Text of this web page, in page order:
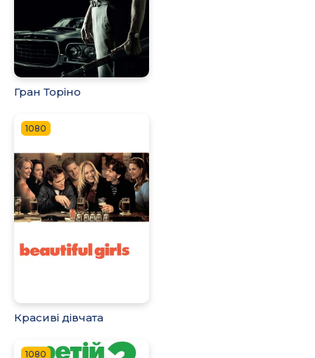
Гран Торіно
1080
Красиві дівчата
1080